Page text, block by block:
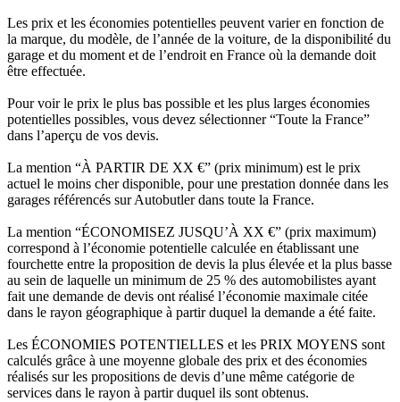
Les prix et les économies potentielles peuvent varier en fonction de
la marque, du modèle, de l’année de la voiture, de la disponibilité du
garage et du moment et de l’endroit en France où la demande doit
être effectuée.
Pour voir le prix le plus bas possible et les plus larges économies
potentielles possibles, vous devez sélectionner “Toute la France”
dans l’aperçu de vos devis.
La mention “À PARTIR DE XX €” (prix minimum) est le prix
actuel le moins cher disponible, pour une prestation donnée dans les
garages référencés sur Autobutler dans toute la France.
La mention “ÉCONOMISEZ JUSQU’À XX €” (prix maximum)
correspond à l’économie potentielle calculée en établissant une
fourchette entre la proposition de devis la plus élevée et la plus basse
au sein de laquelle un minimum de 25 % des automobilistes ayant
fait une demande de devis ont réalisé l’économie maximale citée
dans le rayon géographique à partir duquel la demande a été faite.
Les ÉCONOMIES POTENTIELLES et les PRIX MOYENS sont
calculés grâce à une moyenne globale des prix et des économies
réalisés sur les propositions de devis d’une même catégorie de
services dans le rayon à partir duquel ils sont obtenus.